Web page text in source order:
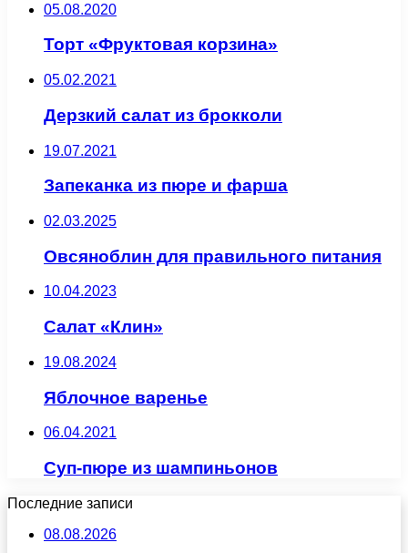
05.08.2020
Торт «Фруктовая корзина»
05.02.2021
Дерзкий салат из брокколи
19.07.2021
Запеканка из пюре и фарша
02.03.2025
Овсяноблин для правильного питания
10.04.2023
Салат «Клин»
19.08.2024
Яблочное варенье
06.04.2021
Суп-пюре из шампиньонов
Последние записи
08.08.2026